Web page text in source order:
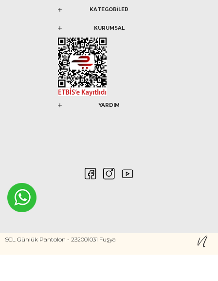
KATEGORİLER
KURUMSAL
YARDIM
SCL Günlük Pantolon - 232001031 Fuşya